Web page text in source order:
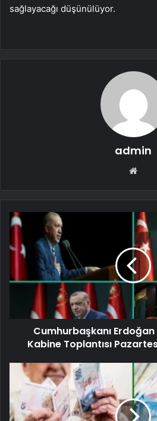
sağlayacağı düşünülüyor.
admin
Web
Cumhurbaşkanı Erdoğan
Kabine Toplantısı